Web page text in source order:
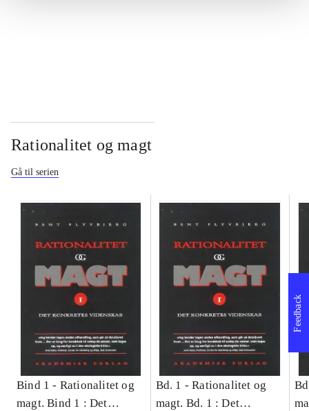
Rationalitet og magt
Gå til serien
Bind 1 - Rationalitet og
magt. Bind 1 : Det
Bd. 1 -Rationalitet og
magt. Bd. 1 : Det
Feedback